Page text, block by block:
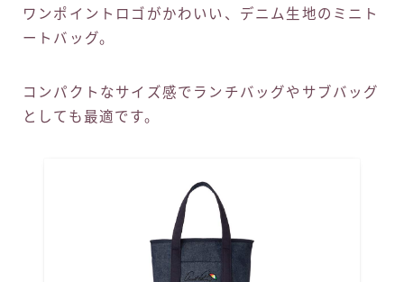
ワンポイントロゴがかわいい、デニム生地のミニト
ートバッグ。
コンパクトなサイズ感でランチバッグやサブバッグ
としても最適です。